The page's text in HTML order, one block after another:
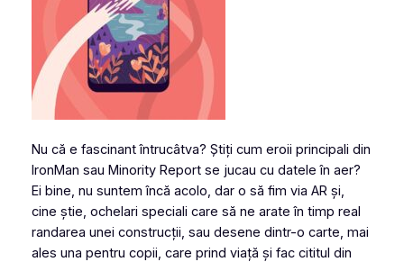
Nu că e fascinant întrucâtva? Știți cum eroii principali din
IronMan sau Minority Report se jucau cu datele în aer?
Ei bine, nu suntem încă acolo, dar o să fim via AR și,
cine știe, ochelari speciali care să ne arate în timp real
randarea unei construcții, sau desene dintr-o carte, mai
ales una pentru copii, care prind viață și fac cititul din